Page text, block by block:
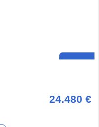
24.480 €